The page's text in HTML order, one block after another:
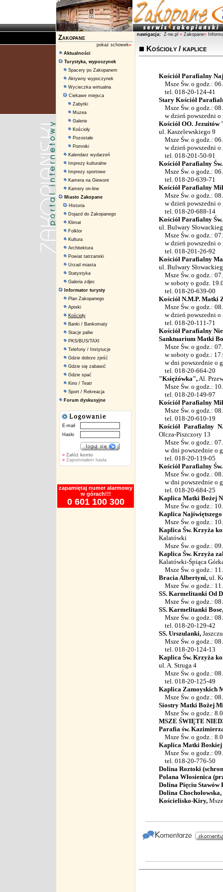
Zakopane
pokaż schowek»
Aktualności
Turystyka, wypoczynek
Spacery po Zakopanem
Aktywny wypoczynek
Wycieczka wirtualna
Ciekawe miejsca
Zabytki
Muzea
Galerie
Kościoły
Pozostałe
Pomniki
Kalendarz wydarzeń
Imprezy kulturalne
Imprezy sportowe
Kamera na Giewont
Kamery on-line
Miasto Zakopane
Historia
Dojazd do Zakopanego
Klimat
Folklor
Kultura
Architektura
Powiat tatrzanski
Urzad miasta
Statystyka
Galeria zdjec
Informator turysty
Plan Zakopanego
Apteki
Kościoły
Banki / Bankomaty
Stacje paliw
PKS/BUS/TAXI
Telefony / Instytucje
Gdzie dobrze zjeść
Gdzie się zabawić
Gdzie spać
Kino / Teatr
Sport / Rekreacja
Forum dyskusyjne
E-mail
Hasło
» Załóż konto
» Zapomniałem hasła
zapamiętaj numer alarmowy
w górach!!!
0 601 100 300
nawigacja: Z-ne.pl » Zakopane»
Kościoły / kaplice
Kościół Parafialny
Msze Św. o godz.:
tel. 018-20-124-41
Stary Kościół
Msze Św. o godz.:
w dzień powszedni o
Kościół OO. Jezuitów
ul. Kaszelewskiego 9
Msze Św. o godz.:
w dzień powszedni o
tel. 018-201-50-91
Kościół Parafialny
Msze Św. o godz.:
tel. 018-20-639-71
Kościół Parafialny
Msze Św. o godz.:
w dzień powszedni o
tel. 018-20-688-14
Kościół Parafialny
ul. Bulwary
Msze Św. o godz.:
w dzień powszedni o
tel. 018-201-26-92
Kościół Parafialny
ul. Bulwary
Msze Św. o godz.:
w soboty o godz.
tel. 018-20-639-00
Kościół N.M.P. Matki
Msze Św. o godz.:
w dzień powszedni o
tel. 018-20-111-71
Kościół Parafialny
Sanktuarium Matki
Msze Św. o godz.:
w soboty o godz.:
w dni powszednie o
tel. 018-20-664-20
"Księżówka",Al.
Msze Św. o godz.:
tel. 018-20-149-97
Kościół Parafialny
Msze Św. o godz.:
tel. 018-20-610-19
Kościół Parafialny
Olcza-Piszczory 13
Msze Św. o godz.:
w dni powszednie o
tel. 018-20-119-05
Kościół Parafialny
Msze Św. o godz.:
w dni powszednie o
tel. 018-20-684-25
Kaplica Matki Bożej
Msze Św. o godz.:
Kaplica Najświętszego
Msze Św. o godz.:
Kaplica Św. Krzyża
Kalatówki
Msze Św. o godz.:
Kaplica Św. Krzyża
Kalatówki-Śpiąca
Msze Św. o godz.:
Bracia Albertyni,ul.
Msze Św. o godz.:
SS. Karmelitanki Od
Msze Św. o godz.:
SS. Karmelitanki Bose,
Msze Św. o godz.:
tel. 018-20-129-42
SS. Urszulanki,
Msze Św. o godz.:
tel. 018-20-124-13
Kaplica Św. Krzyża
ul. A. Struga 4
Msze Św. o godz.:
tel. 018-20-125-49
Kaplica Zamoyskich
Msze Św. o godz.:
Siostry Matki Bożej
Msze Św. o godz.:
MSZE ŚWIĘTE
Parafia św.
Msze Św. o godz.:
Kaplica Matki
Msze Św. o godz.:
tel. 018-20-776-50
Dolina Roztoki
Polana Włosienica
Dolina Pięciu Stawów
Dolina Chochołowska,
Kościelisko-Kiry,